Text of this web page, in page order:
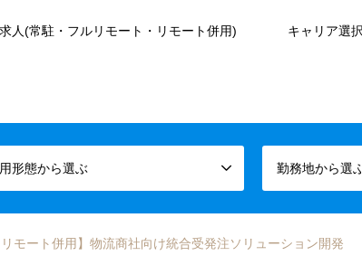
人(常駐・フルリモート・リモート併用) キャリア選
形態から選ぶ 勤務地から選
リモート併用】物流商社向け統合受発注ソリューション開発